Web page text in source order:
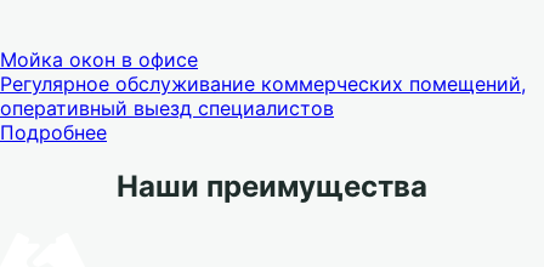
Мойка окон в офисе
Регулярное обслуживание коммерческих помещений,
оперативный выезд специалистов
Подробнее
Наши преимущества